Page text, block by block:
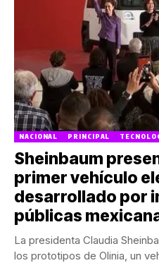
NACIONAL PRINCIPAL
Sheinbaum
primer vehículo
desarrollado por
públicas
La presidenta Claudia
los prototipos de Olinia, un